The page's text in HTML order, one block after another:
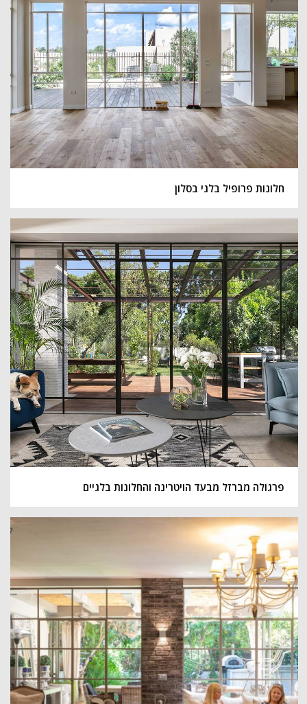
חלונות פרופיל בלגי בסלון
פרגולה מברזל מבעד הויטרינה והחלונות בלגיים